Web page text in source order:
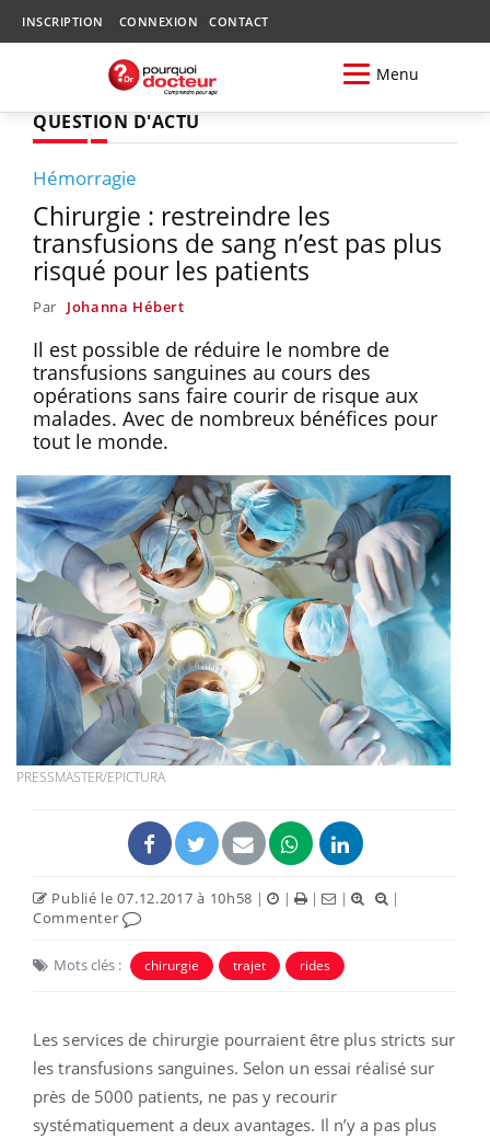
INSCRIPTION CONNEXION CONTACT
Menu
QUESTION D'ACTU
Hémorragie
Chirurgie : restreindre les
transfusions de sang n’est pas plus
risqué pour les patients
Par Johanna Hébert
Il est possible de réduire le nombre de
transfusions sanguines au cours des
opérations sans faire courir de risque aux
malades. Avec de nombreux bénéfices pour
tout le monde.
PRESSMASTER/EPICTURA
Publié le 07.12.2017 à 10h58 | | | |
|
Commenter
Mots clés : chirurgie trajet rides
Les services de chirurgie pourraient être plus stricts sur
les transfusions sanguines. Selon un essai réalisé sur
près de 5000 patients, ne pas y recourir
systématiquement a deux avantages. Il n’y a pas plus